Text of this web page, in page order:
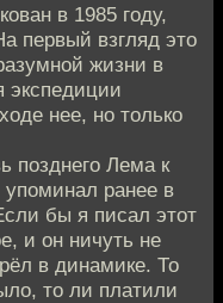
в 1985 году,
первый взгляд это
жизни в
экспедиции
нее, но только
позднего Лема к
ранее в
бы я писал этот
и он ничуть не
в динамике. То
то ли платили